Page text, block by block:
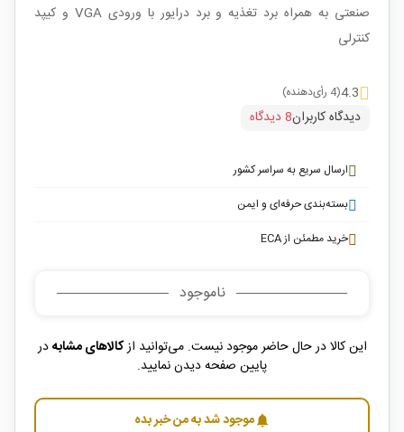
صنعتی به همراه برد تغذیه و برد درایور با ورودی VGA و کیپد
کنترلی
4.3(4 رأی‌دهنده)
دیدگاه کاربران8 دیدگاه
ارسال سریع به سراسر کشور
بسته‌بندی حرفه‌ای و ایمن
خرید مطمئن از ECA
ناموجود
این کالا در حال حاضر موجود نیست. می‌توانید ازکالاهای مشابهدر
پایین صفحه دیدن نمایید.
notificationsموجود شد به من خبر بده